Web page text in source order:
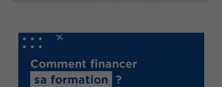
Comment financer
sa formation
?